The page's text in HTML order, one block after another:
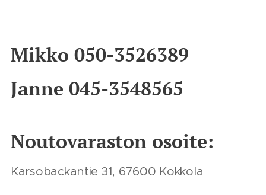
Mikko 050-3526389
Janne 045-3548565
Noutovaraston osoite:
Karsobackantie 31, 67600 Kokkola